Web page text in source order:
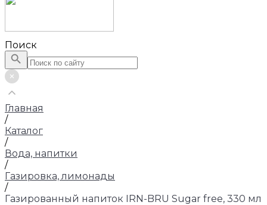
Поиск
Главная
/
Каталог
/
Вода, напитки
/
Газировка, лимонады
/
Газированный напиток IRN-BRU Sugar free, 330 мл